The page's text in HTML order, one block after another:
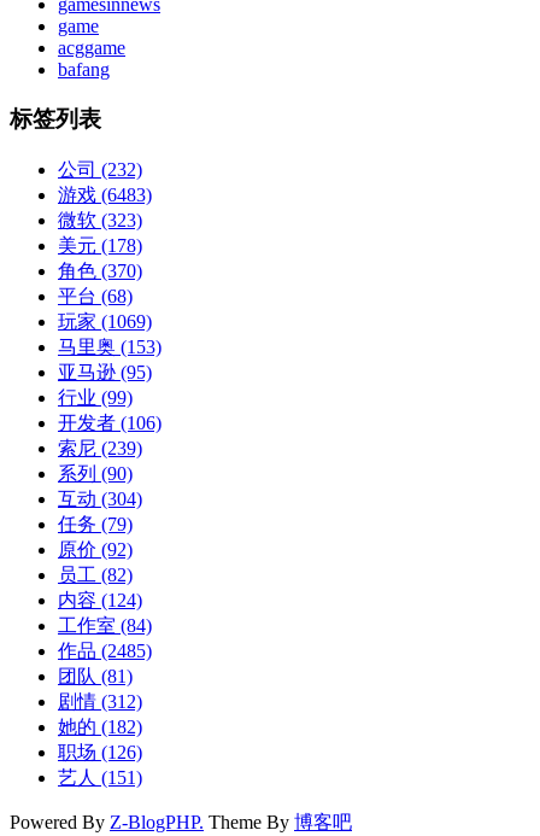
gamesinnews
game
acggame
bafang
标签列表
公司 (232)
游戏 (6483)
微软 (323)
美元 (178)
角色 (370)
平台 (68)
玩家 (1069)
马里奥 (153)
亚马逊 (95)
行业 (99)
开发者 (106)
索尼 (239)
系列 (90)
互动 (304)
任务 (79)
原价 (92)
员工 (82)
内容 (124)
工作室 (84)
作品 (2485)
团队 (81)
剧情 (312)
她的 (182)
职场 (126)
艺人 (151)
Powered By Z-BlogPHP. Theme By 博客吧